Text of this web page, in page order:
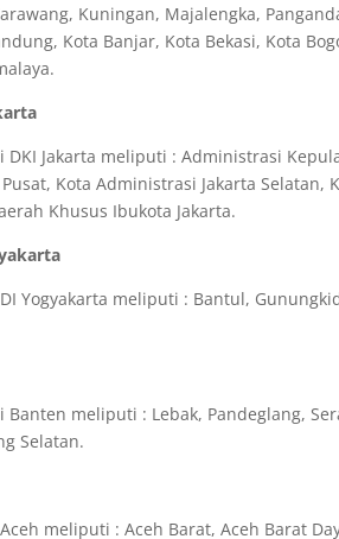
Kuningan, Majalengka,
Kota Banjar, Kota Bekasi, Kota
Jakarta meliputi : Administrasi
Kota Administrasi Jakarta Selatan,
Khusus Ibukota Jakarta.
Yogyakarta meliputi : Bantul,
meliputi : Lebak, Pandeglang,
Selatan.
meliputi : Aceh Barat, Aceh Barat